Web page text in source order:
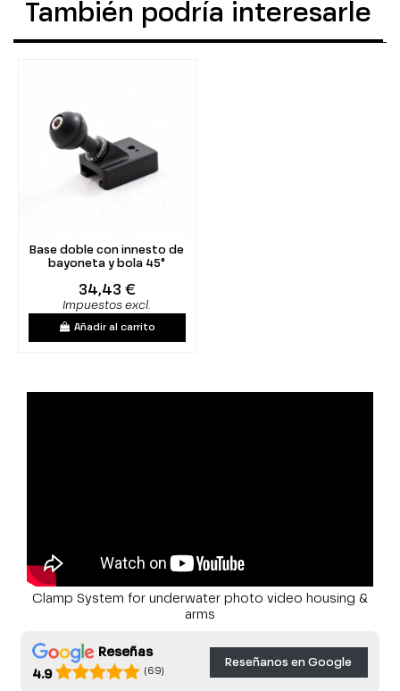
También podría interesarle
Base doble con innesto de
bayoneta y bola 45°
34,43 €
Impuestos excl.
Añadir al carrito
Clamp System for underwater photo video housing &
arms
Reseñas
4.9
(69)
Reseñanos en Google